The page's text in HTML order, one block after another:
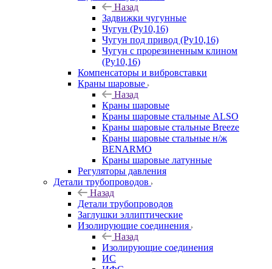
Назад
Задвижки чугунные
Чугун (Ру10,16)
Чугун под привод (Ру10,16)
Чугун с прорезиненным клином
(Ру10,16)
Компенсаторы и вибровставки
Краны шаровые
Назад
Краны шаровые
Краны шаровые стальные ALSO
Краны шаровые стальные Breeze
Краны шаровые стальные н/ж
BENARMO
Краны шаровые латунные
Регуляторы давления
Детали трубопроводов
Назад
Детали трубопроводов
Заглушки эллиптические
Изолирующие соединения
Назад
Изолирующие соединения
ИС